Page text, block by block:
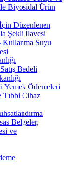
Biyosidal Ürün
Düzenlenen
Şekli İlavesi
Kullanma Suyu
Bedeli
Yemek Ödemeleri
Tıbbi Cihaz
Belgeler,
ve